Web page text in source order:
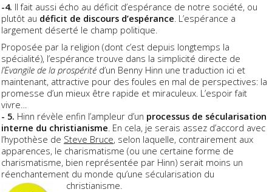
-4. Il fait aussi écho au déficit d’espérance de notre société, ou
plutôt au déficit de discours d’espérance. L’espérance a
largement déserté le champ politique.
Proposée par la religion (dont c’est depuis longtemps la
spécialité), l’espérance trouve dans la simplicité directe de
l’Evangile de la prospérité d’un Benny Hinn une traduction ici et
maintenant, attractive pour des foules en mal de perspectives: la
promesse d’un mieux être rapide et miraculeux. L’espoir fait
vivre…
- 5. Hinn révèle enfin l’ampleur d’un processus de sécularisation
interne du christianisme . En cela, je serais assez d’accord avec
l’hypothèse de Steve Bruce, selon laquelle, contrairement aux
apparences, le charismatisme (ou une certaine forme de
charismatisme, bien représentée par Hinn) serait moins un
réenchantement du monde qu’une sécularisation du
christianisme.